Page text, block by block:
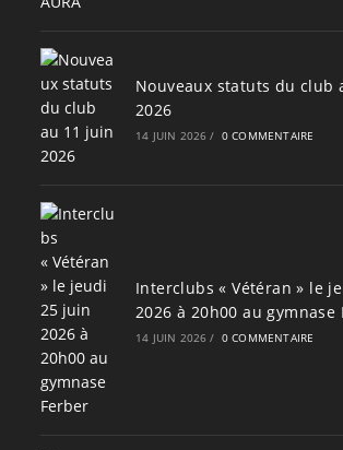
Nouveaux statuts du club
2026
14 JUIN 2026 / 0 COMMENTAIRE
Interclubs « Vétéran » le
2026 à 20h00 au gymnase
14 JUIN 2026 / 0 COMMENTAIRE